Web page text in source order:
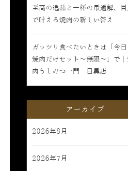
至高の逸品と一杯の最適解、
で叶える焼肉の新しい答え
ガッツリ食べたいときは「今日
焼肉だけセット〜無限〜」で
肉うしみつ一門 目黒店
アーカイブ
2026年8月
2026年7月